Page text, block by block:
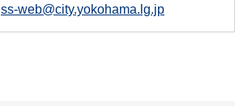
ss-web@city.yokohama.lg.jp